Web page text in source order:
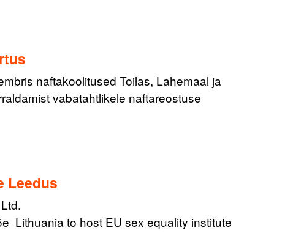
naftakoolitused Toilas, Lahemaal ja
vabatahtlikele naftareostuse
Leedus
Lithuania to host EU sex equality institute